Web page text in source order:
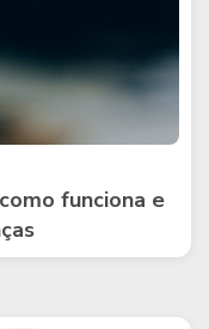
funciona e